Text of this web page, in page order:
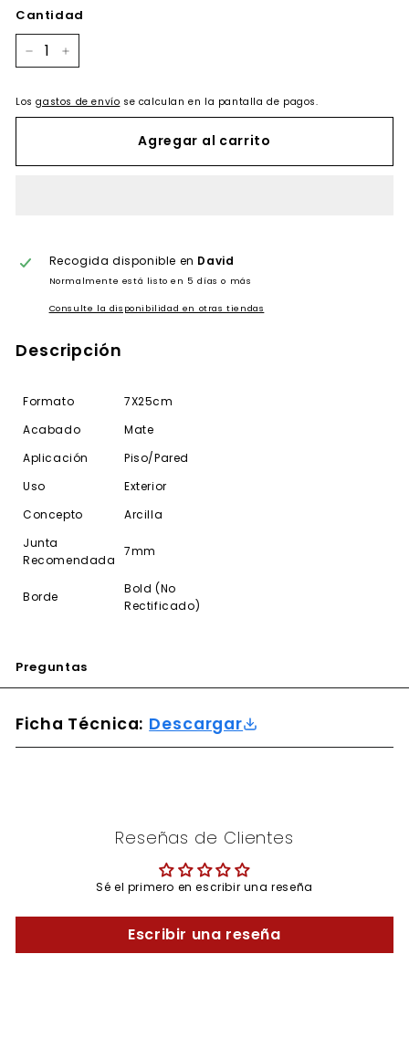
Cantidad
Losgastos de envío se calculan en la pantalla de pagos.
Agregar al carrito
Recogida disponible en David
Normalmente está listo en 5 días o más
Consulte la disponibilidad en otras tiendas
Descripción
Formato
7X25cm
Acabado
Mate
Aplicación
Piso/Pared
Uso
Exterior
Concepto
Arcilla
Junta
Recomendada
7mm
Borde
Bold (No
Rectificado)
Preguntas
Ficha Técnica: Descargar
Reseñas de Clientes
Sé el primero en escribir una reseña
Escribir una reseña